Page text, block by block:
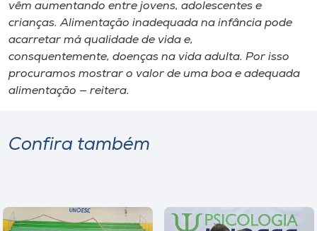
vêm aumentando entre jovens, adolescentes e
crianças. Alimentação inadequada na infância pode
acarretar má qualidade de vida e,
consquentemente, doenças na vida adulta. Por isso
procuramos mostrar o valor de uma boa e adequada
alimentação — reitera.
Confira também